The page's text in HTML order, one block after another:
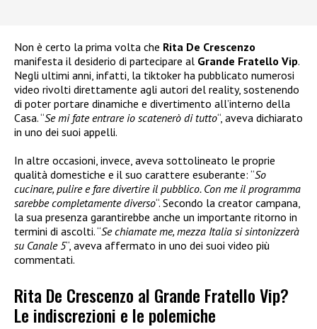
Non è certo la prima volta che Rita De Crescenzo
manifesta il desiderio di partecipare al Grande Fratello Vip.
Negli ultimi anni, infatti, la tiktoker ha pubblicato numerosi
video rivolti direttamente agli autori del reality, sostenendo
di poter portare dinamiche e divertimento all’interno della
Casa. “Se mi fate entrare io scatenerò di tutto“, aveva dichiarato
in uno dei suoi appelli.
In altre occasioni, invece, aveva sottolineato le proprie
qualità domestiche e il suo carattere esuberante: “So
cucinare, pulire e fare divertire il pubblico. Con me il programma
sarebbe completamente diverso“. Secondo la creator campana,
la sua presenza garantirebbe anche un importante ritorno in
termini di ascolti. “Se chiamate me, mezza Italia si sintonizzerà
su Canale 5“, aveva affermato in uno dei suoi video più
commentati.
Rita De Crescenzo al Grande Fratello Vip?
Le indiscrezioni e le polemiche